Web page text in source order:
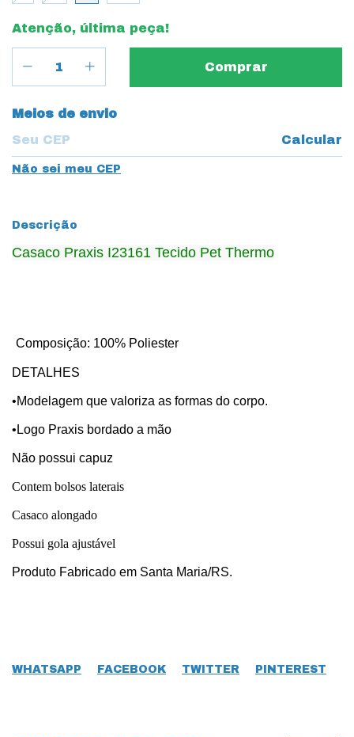
Atenção, última peça!
Entregas para o CEP:
Meios de envio
Calcular
Não sei meu CEP
Descrição
Casaco Praxis I23161 Tecido Pet Thermo
Composição: 100% Poliester
DETALHES
•Modelagem que valoriza as formas do corpo.
•Logo Praxis bordado a mão
Não possui capuz
Contem bolsos laterais
Casaco alongado
Possui gola ajustável
Produto Fabricado em Santa Maria/RS.
WHATSAPP FACEBOOK TWITTER PINTEREST